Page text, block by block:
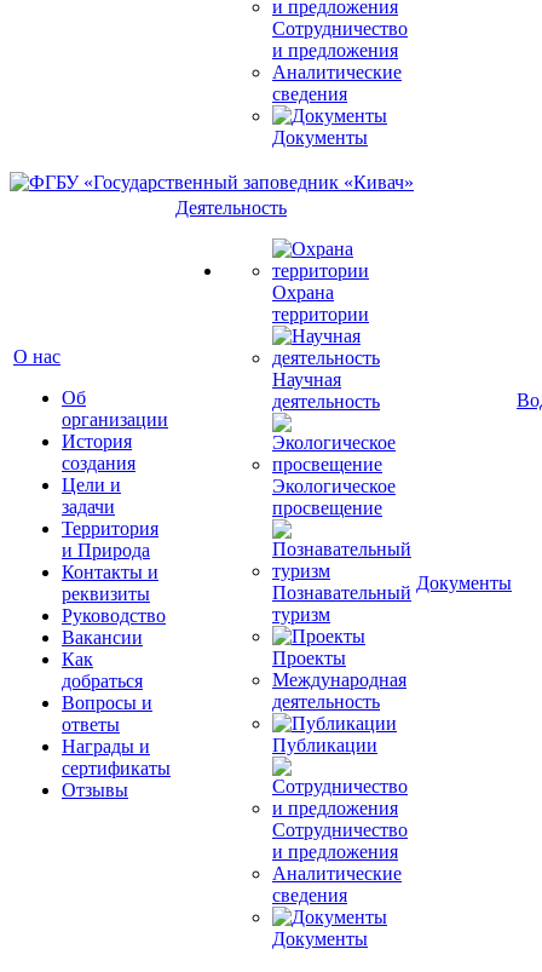
Сотрудничество
и предложения
Аналитические
сведения
Документы
О нас
Об
организации
История
создания
Цели и
задачи
Территория
и Природа
Контакты и
реквизиты
Руководство
Вакансии
Как
добраться
Вопросы и
ответы
Награды и
сертификаты
Отзывы
Деятельность
Охрана
территории
Научная
деятельность
Экологическое
просвещение
Познавательный
туризм
Проекты
Международная
деятельность
Публикации
Сотрудничество
и предложения
Аналитические
сведения
Документы
Документы